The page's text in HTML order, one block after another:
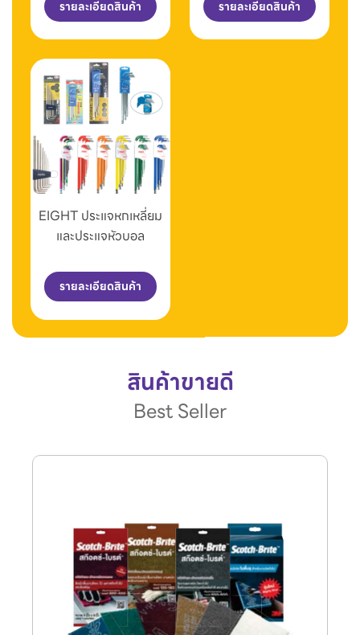
รายละเอียดสินค้า รายละเอียดสินค้า
EIGHT ประแจหกเหลี่ยม
และประแจหัวบอล
รายละเอียดสินค้า
สินค้าขายดี
Best Seller